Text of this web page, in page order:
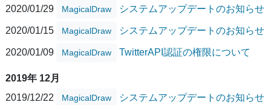
2020/01/29 MagicalDraw システムアップデートのお知らせ
2020/01/15 MagicalDraw システムアップデートのお知らせ
2020/01/09 MagicalDraw TwitterAPI認証の権限について
2019年 12月
2019/12/22
MagicalDraw システムアップデートのお知らせ